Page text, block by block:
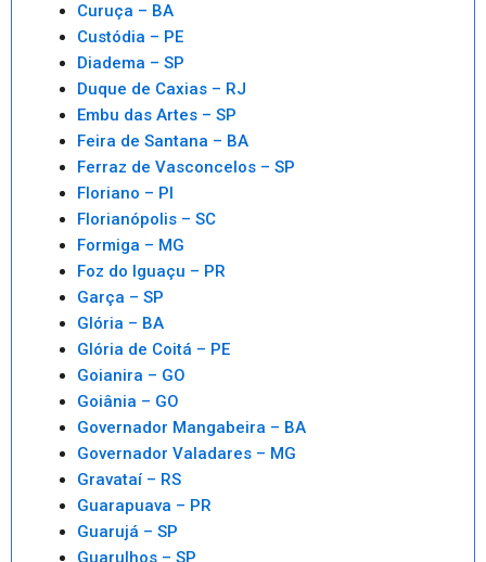
Curuça – BA
Custódia – PE
Diadema – SP
Duque de Caxias – RJ
Embu das Artes – SP
Feira de Santana – BA
Ferraz de Vasconcelos – SP
Floriano – PI
Florianópolis – SC
Formiga – MG
Foz do Iguaçu – PR
Garça – SP
Glória – BA
Glória de Coitá – PE
Goianira – GO
Goiânia – GO
Governador Mangabeira – BA
Governador Valadares – MG
Gravataí – RS
Guarapuava – PR
Guarujá – SP
Guarulhos – SP